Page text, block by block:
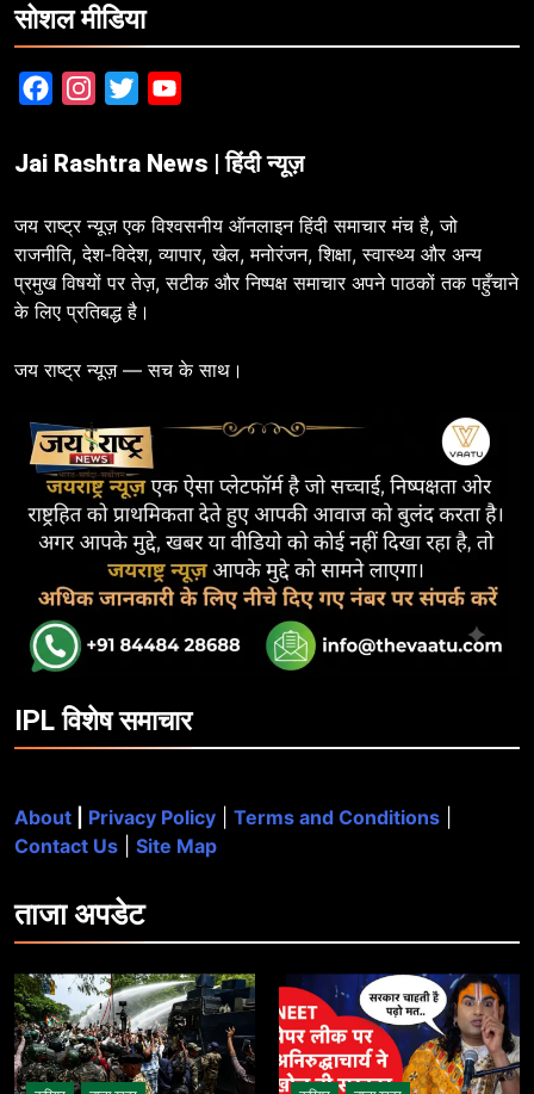
सोशल मीडिया
FacebookInstagram
Twitter
Jai Rashtra News | हिंदी न्यूज़
जय राष्ट्र न्यूज़ एक विश्वसनीय ऑनलाइन हिंदी समाचार मंच है, जो
राजनीति, देश-विदेश, व्यापार, खेल, मनोरंजन, शिक्षा, स्वास्थ्य और अन्य
प्रमुख विषयों पर तेज़, सटीक और निष्पक्ष समाचार अपने पाठकों तक पहुँचाने
के लिए प्रतिबद्ध है।
जय राष्ट्र न्यूज़ — सच के साथ।
IPL विशेष समाचार
About Privacy Policy Terms and Conditions
Contact Us
Site Map
ताजाअपडेट